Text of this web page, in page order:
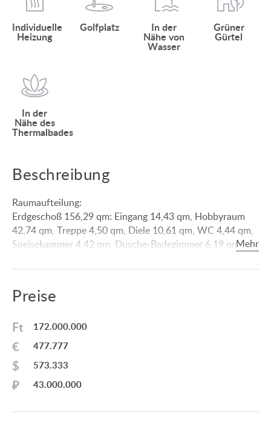
Individuelle
Heizung
Golfplatz In der
Nähe von
Wasser
Grüner
Gürtel
In der
Nähe des
Thermalbades
Beschreibung
Raumaufteilung:
Erdgeschoß 156,29 qm: Eingang 14,43 qm, Hobbyraum
42,74 qm, Treppe 4,50 qm, Diele 10,61 qm, WC 4,44 qm,
Speisekammer 4,42 qm, Dusche-Badezimmer 6,19 qm,
55,84 qm, teils überdachte Terrasse 25,64 qm.
qm, Kinderzimmer 23,10 qm, Badezimmer 3,61 qm,
qm, Elternschlafzimmer 15,36 qm, Kinderzimmer 26,15
qm.
Ausstattung:
• Strom, Erdgas, Leitungswasser, Kanalisation, Internet,
Kabel-Tv, Gegensprechanlage.
und Radiatoren.
Preise
172.000.000
Ft
477.777
€
573.333
$
43.000.000
₽